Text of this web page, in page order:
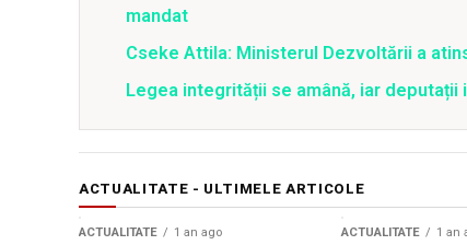
mandat
Cseke Attila: Ministerul Dezvoltării a
Legea integrității se amână, iar deputații
ACTUALITATE - ULTIMELE ARTICOLE
ACTUALITATE 1 an ago ACTUALITATE 1 an